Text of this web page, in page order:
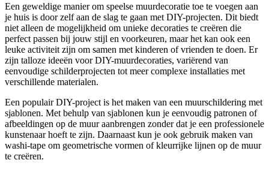
Een geweldige manier om speelse muurdecoratie toe te voegen aan
je huis is door zelf aan de slag te gaan met DIY-projecten. Dit biedt
niet alleen de mogelijkheid om unieke decoraties te creëren die
perfect passen bij jouw stijl en voorkeuren, maar het kan ook een
leuke activiteit zijn om samen met kinderen of vrienden te doen. Er
zijn talloze ideeën voor DIY-muurdecoraties, variërend van
eenvoudige schilderprojecten tot meer complexe installaties met
verschillende materialen.
Een populair DIY-project is het maken van een muurschildering met
sjablonen. Met behulp van sjablonen kun je eenvoudig patronen of
afbeeldingen op de muur aanbrengen zonder dat je een professionele
kunstenaar hoeft te zijn. Daarnaast kun je ook gebruik maken van
washi-tape om geometrische vormen of kleurrijke lijnen op de muur
te creëren.